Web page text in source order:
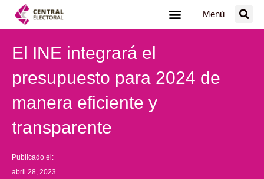
Menú
El INE integrará el
presupuesto para 2024 de
manera eficiente y
transparente
Publicado el:
abril 28, 2023